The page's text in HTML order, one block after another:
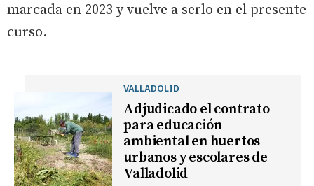
marcada en 2023 y vuelve a serlo en el presente
curso.
VALLADOLID
Adjudicado el contrato
para educación
ambiental en huertos
urbanos y escolares de
Valladolid